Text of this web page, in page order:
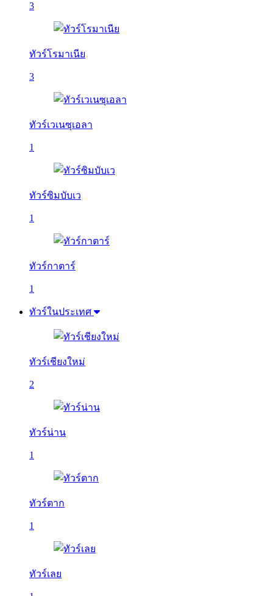
3
ทัวร์โรมาเนีย
3
ทัวร์เวเนซุเอลา
1
ทัวร์ซิมบับเว
1
ทัวร์กาตาร์
1
ทัวร์ในประเทศ
ทัวร์เชียงใหม่
2
ทัวร์น่าน
1
ทัวร์ตาก
1
ทัวร์เลย